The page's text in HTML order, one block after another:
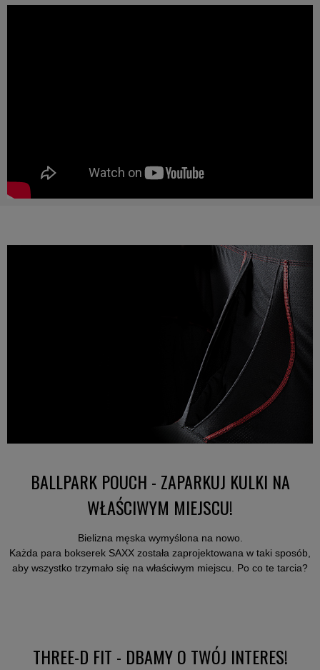
BALLPARK POUCH - ZAPARKUJ KULKI NA
WŁAŚCIWYM MIEJSCU!
Bielizna męska wymyślona na nowo.
Każda para bokserek SAXX została zaprojektowana w taki sposób,
aby wszystko trzymało się na właściwym miejscu. Po co te tarcia?
THREE-D FIT - DBAMY O TWÓJ INTERES!